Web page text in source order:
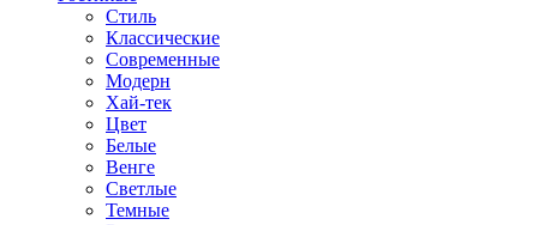
Стиль
Классические
Современные
Модерн
Хай-тек
Цвет
Белые
Венге
Светлые
Темные